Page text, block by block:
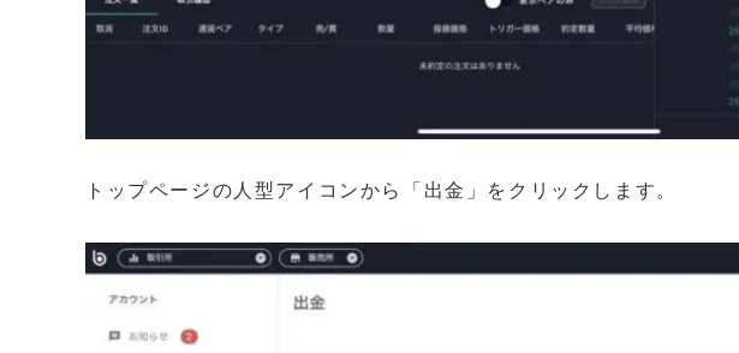
トップページの人型アイコンから「出金」をクリックします。